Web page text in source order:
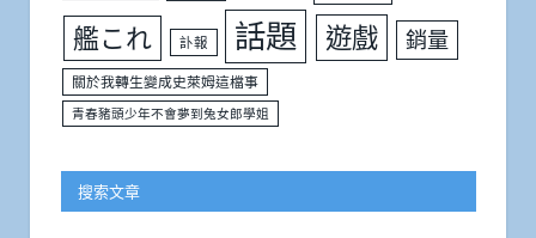
艦これ 訃報 話題 遊戲 銷量
關於我轉生變成史萊姆這檔事
青春豬頭少年不會夢到兔女郎學姐
搜索文章